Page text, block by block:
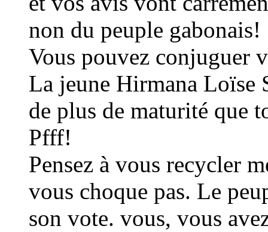
non du peuple gabonais!
Vous pouvez conjuguer
La jeune Hirmana Loïse
de plus de maturité que
Pfff!
Pensez à vous recycler
vous choque pas. Le
son vote. vous, vous